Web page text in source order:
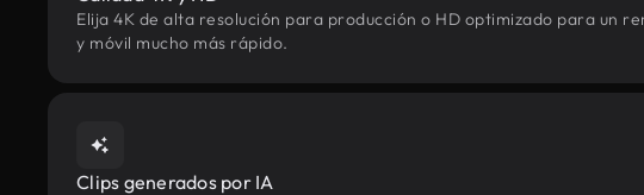
Elija 4K de alta resolución para producción o HD optimizado para un
y móvil mucho más rápido.
Clips generados por IA